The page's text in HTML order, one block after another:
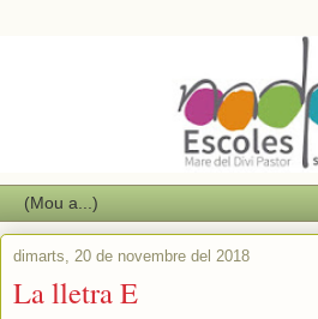
dimarts, 20 de novembre del 2018
La lletra E